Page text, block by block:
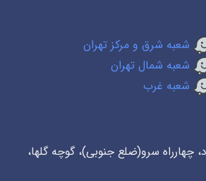
شعبه شرق و مرکز تهران
شعبه شمال تهران
شعبه غرب
چهارراه سرو(ضلع جنوبی)، گوچه گلها،